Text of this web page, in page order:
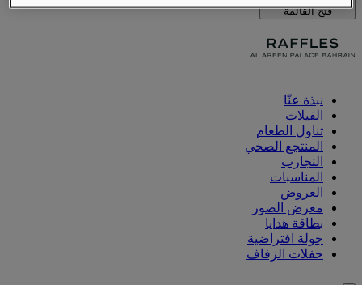
فتح القائمة
نبذة عنّا
الفيلات
تناول الطعام
المنتجع الصحي
التجارب
المناسبات
العروض
معرض الصور
بطاقة هدايا
جولة افتراضية
حفلات الزفاف